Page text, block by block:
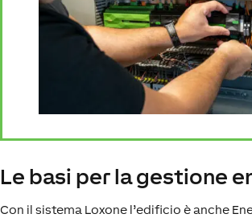
Le basi per la gestione
Con il sistema Loxone l’edificio è anche